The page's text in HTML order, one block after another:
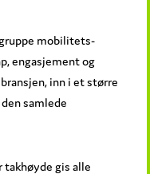
mobilitets-
engasjement og
inn i et større
samlede
takhøyde gis alle